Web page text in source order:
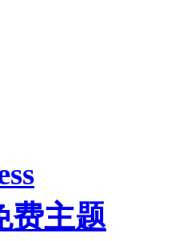
费主题